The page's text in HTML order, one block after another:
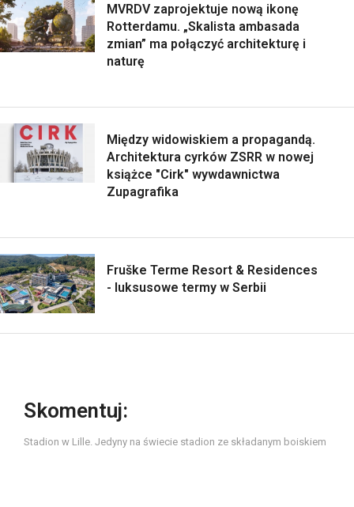
MVRDV zaprojektuje nową ikonę
Rotterdamu. „Skalista ambasada
zmian” ma połączyć architekturę i
naturę
Między widowiskiem a propagandą.
Architektura cyrków ZSRR w nowej
książce "Cirk" wywdawnictwa
Zupagrafika
Fruške Terme Resort & Residences
- luksusowe termy w Serbii
Skomentuj:
Stadion w Lille. Jedyny na świecie stadion ze składanym boiskiem